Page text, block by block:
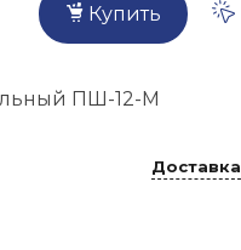
Купить
ПШ-12-М
Доставка